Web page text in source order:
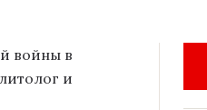
войны в
и